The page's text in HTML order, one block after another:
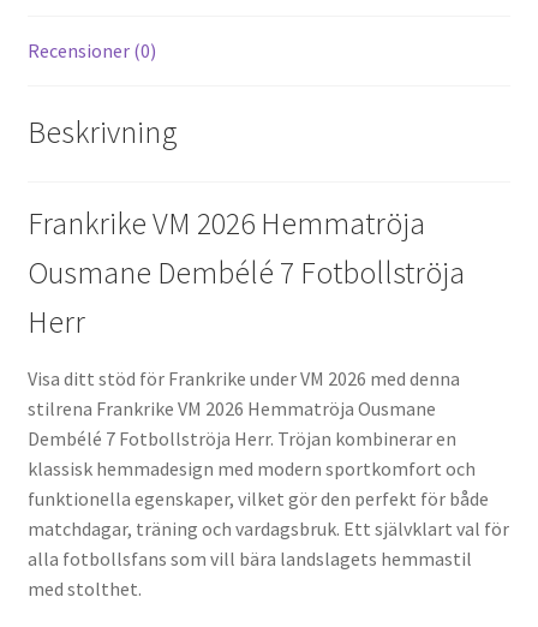
Recensioner (0)
Beskrivning
Frankrike VM 2026 Hemmatröja
Ousmane Dembélé 7 Fotbollströja
Herr
Visa ditt stöd för Frankrike under VM 2026 med denna
stilrena Frankrike VM 2026 Hemmatröja Ousmane
Dembélé 7 Fotbollströja Herr. Tröjan kombinerar en
klassisk hemmadesign med modern sportkomfort och
funktionella egenskaper, vilket gör den perfekt för både
matchdagar, träning och vardagsbruk. Ett självklart val för
alla fotbollsfans som vill bära landslagets hemmastil
med stolthet.